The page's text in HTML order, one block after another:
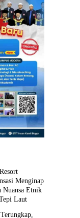
Menginap
Nuansa Etnik
Laut